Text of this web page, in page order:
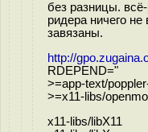
без разницы.
ридера ничего
завязаны.
http://
RDEPEND="
>=app-text/
>=x11-libs/
x11-libs/libX11